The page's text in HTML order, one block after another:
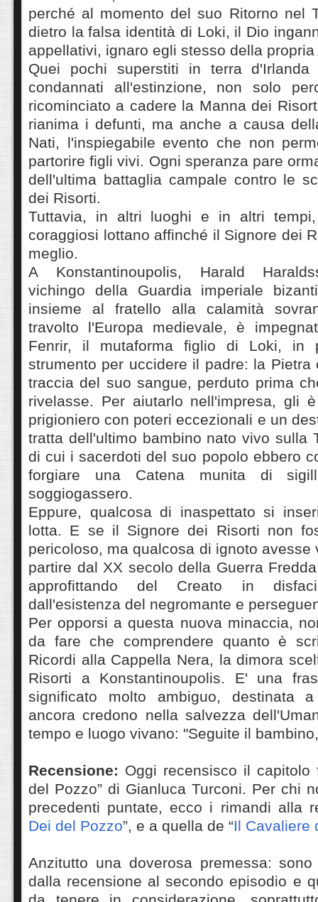
perché al momento del suo Ritorno nel
dietro la falsa identità di Loki, il Dio
appellativi, ignaro egli stesso della
Quei pochi superstiti in terra
condannati all'estinzione, non solo
ricominciato a cadere la Manna dei
rianima i defunti, ma anche a causa
Nati, l'inspiegabile evento che non
partorire figli vivi. Ogni speranza pare
dell'ultima battaglia campale contro le
dei Risorti.
Tuttavia, in altri luoghi e in altri
coraggiosi lottano affinché il Signore dei
meglio.
A Konstantinoupolis, Harald
vichingo della Guardia imperiale
insieme al fratello alla calamità
travolto l'Europa medievale, è
Fenrir, il mutaforma figlio di Loki, in
strumento per uccidere il padre: la Pietra
traccia del suo sangue, perduto prima
rivelasse. Per aiutarlo nell'impresa, gli
prigioniero con poteri eccezionali e un
tratta dell'ultimo bambino nato vivo sulla
di cui i sacerdoti del suo popolo ebbero
forgiare una Catena munita di
soggiogassero.
Eppure, qualcosa di inaspettato si
lotta. E se il Signore dei Risorti non
pericoloso, ma qualcosa di ignoto avesse
partire dal XX secolo della Guerra
approfittando del Creato in
dall'esistenza del negromante e
Per opporsi a questa nuova minaccia,
da fare che comprendere quanto è
Ricordi alla Cappella Nera, la dimora
Risorti a Konstantinoupolis. E' una
significato molto ambiguo, destinata
ancora credono nella salvezza
tempo e luogo vivano: "Seguite il
Recensione: Oggi recensisco il capitolo
del Pozzo” di Gianluca Turconi. Per chi
precedenti puntate, ecco i rimandi alla
Dei del Pozzo”, e a quella de “Il Cavaliere
Anzitutto una doverosa premessa:
dalla recensione al secondo episodio e